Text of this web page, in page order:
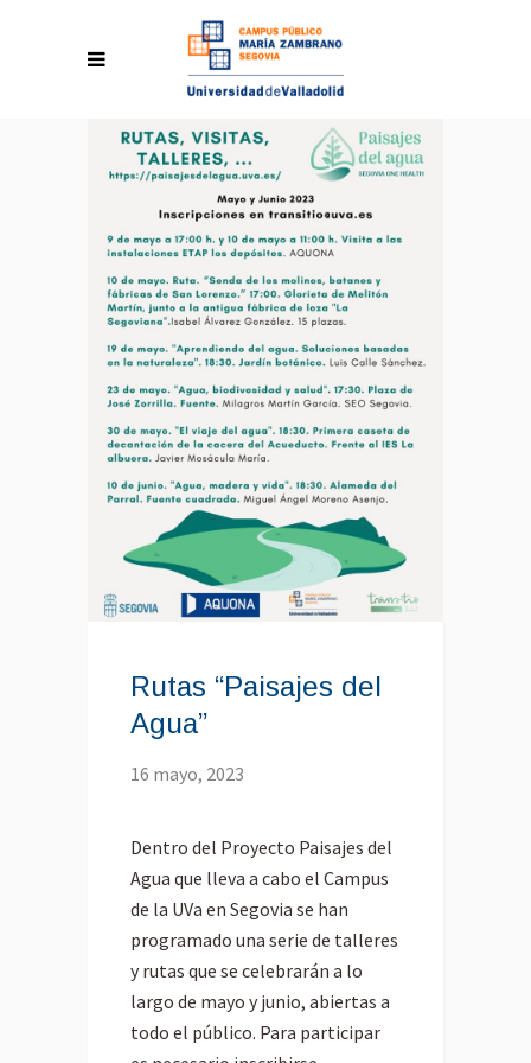
Rutas “Paisajes del
Agua”
16 mayo, 2023
Dentro del Proyecto Paisajes del
Agua que lleva a cabo el Campus
de la UVa en Segovia se han
programado una serie de talleres
y rutas que se celebrarán a lo
largo de mayo y junio, abiertas a
todo el público. Para participar